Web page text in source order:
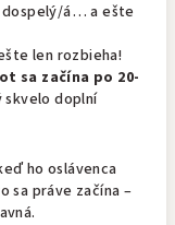
dospelý/á… a ešte
len rozbieha!
sa začína po 20-
skvelo doplní
ho oslávenca
sa práve začína –